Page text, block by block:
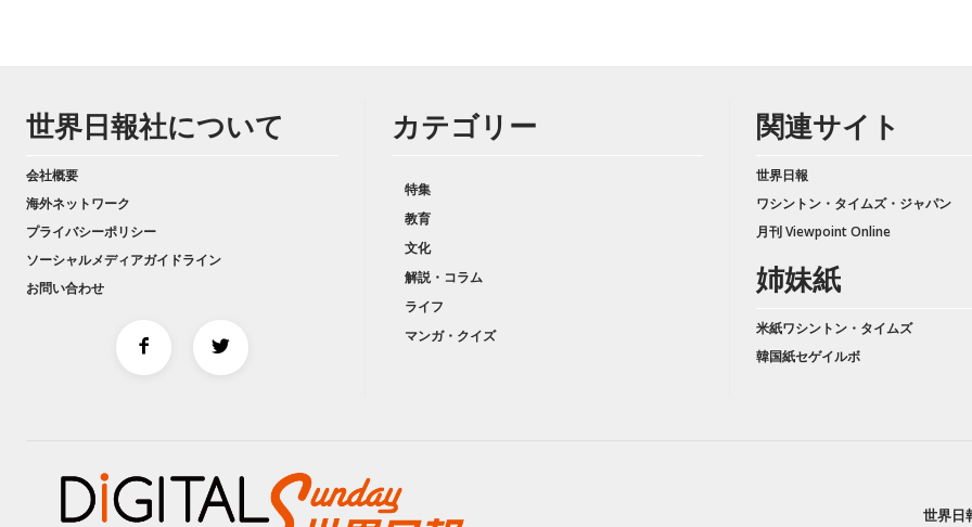
世界日報社について
会社概要
海外ネットワーク
プライバシーポリシー
ソーシャルメディアガイドライン
お問い合わせ
カテゴリー
特集
教育
文化
解説・コラム
ライフ
マンガ・クイズ
関連サイト
世界日報
ワシントン・タイムズ・ジャパン
月刊 Viewpoint Online
姉妹紙
米紙ワシントン・タイムズ
韓国紙セゲイルボ
世界日